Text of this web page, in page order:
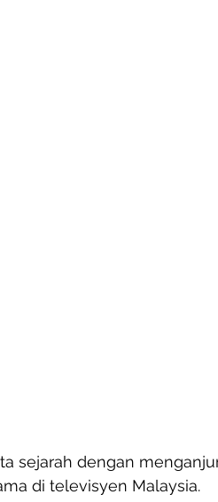
sejarah dengan
di televisyen Malaysia.